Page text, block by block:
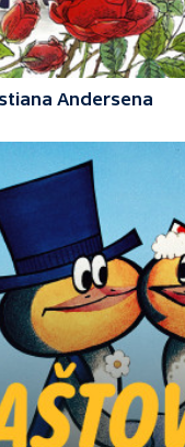
Andersena